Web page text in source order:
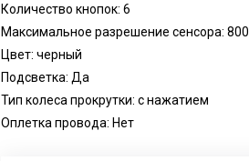
Количество кнопок: 6
Максимальное разрешение сенсора:
Цвет: черный
Подсветка: Да
Тип колеса прокрутки: с нажатием
Оплетка провода: Нет